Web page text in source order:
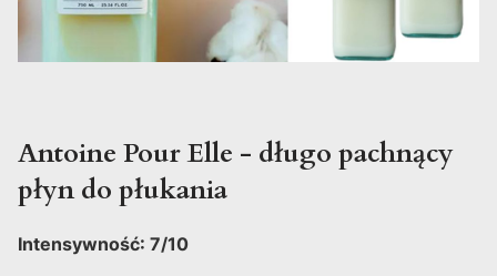
Antoine Pour Elle - długo pachnący
płyn do płukania
Intensywność: 7/10